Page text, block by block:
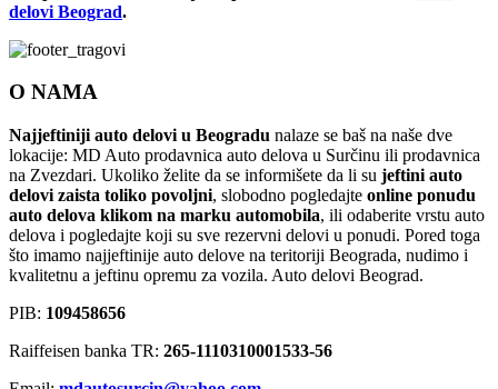
delovi Beograd.
O NAMA
Najjeftiniji auto delovi u Beogradu nalaze se baš na naše dve
lokacije: MD Auto prodavnica auto delova u Surčinu ili prodavnica
na Zvezdari. Ukoliko želite da se informišete da li su jeftini auto
delovi zaista toliko povoljni, slobodno pogledajte online ponudu
auto delova klikom na marku automobila, ili odaberite vrstu auto
delova i pogledajte koji su sve rezervni delovi u ponudi. Pored toga
što imamo najjeftinije auto delove na teritoriji Beograda, nudimo i
kvalitetnu a jeftinu opremu za vozila. Auto delovi Beograd.
PIB: 109458656
Raiffeisen banka TR: 265-1110310001533-56